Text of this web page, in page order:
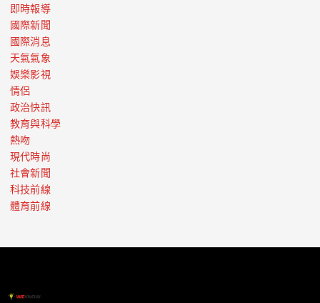
即時報導
國際新聞
國際消息
天氣氣象
娛樂影視
情侶
政治快訊
教育與科學
熱吻
現代時尚
社會新聞
科技前線
體育前線